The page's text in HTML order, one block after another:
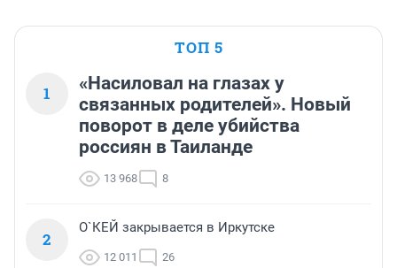
ТОП 5
1
«Насиловал на глазах у
связанных родителей». Новый
поворот в деле убийства
россиян в Таиланде
13 968 8
2
О`КЕЙ закрывается в Иркутске
12 011 26